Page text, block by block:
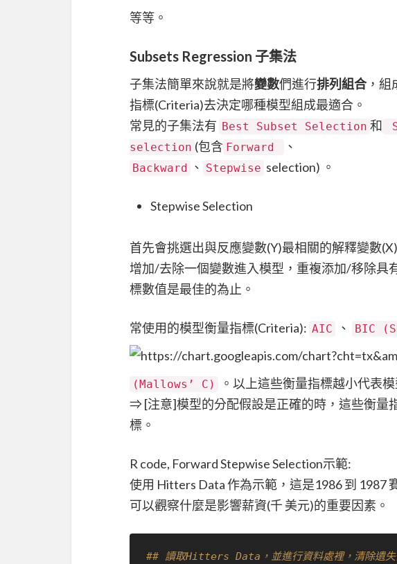
等等。
Subsets Regression 子集法
子集法簡單來說就是將變數們進行排列組合，組
指標(Criteria)去決定哪種模型組成最適合。
常見的子集法有 Best Subset Selection 和
selection (包含 Forward 、
Backward 、 Stepwise selection) 。
Stepwise Selection
首先會挑選出與反應變數(Y)最相關的解釋變數
增加/去除一個變數進入模型，重複添加/移除具
標數值是最佳的為止。
常使用的模型衡量指標(Criteria): AIC 、 BIC
(Mallows’ C)
。以上這些衡量指標越小代表模
⇒ [注意]模型的分配假設是正確的時，這些衡量
標。
R code, Forward Stepwise Selection示範:
使用 Hitters Data 作為示範，這是1986 到 1987
可以觀察什麼是影響薪資(千 美元)的重要因素。
## 讀取Hitters Data，並進行資料處裡，清除遺失